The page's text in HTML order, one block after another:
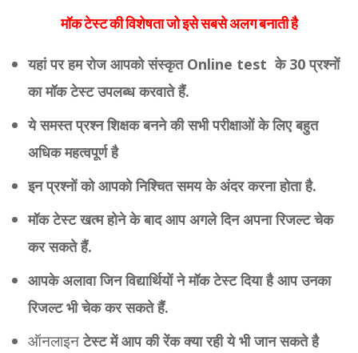
मॉक टेस्ट की विशेषता जो इसे सबसे अलग बनाती है
यहां पर हम रोज आपको संस्कृत Online test के 30 प्रश्नों
का मॉक टेस्ट उपलब्ध करवाते हैं.
ये समस्त प्रश्न शिक्षक बनने की सभी परीक्षाओं के लिए बहुत
अधिक महत्वपूर्ण है
इन प्रश्नों को आपको निश्चित समय के अंदर करना होता है.
मॉक टेस्ट खत्म होने के बाद आप अगले दिन अपना रिजल्ट चेक
कर सकते हैं.
आपके अलावा जिन विद्यार्थियों ने मॉक टेस्ट दिया है आप उनका
रिजल्ट भी चेक कर सकते हैं.
ऑनलाइनटेस्ट में आप की रेंक क्या रही ये भी जान सकते है